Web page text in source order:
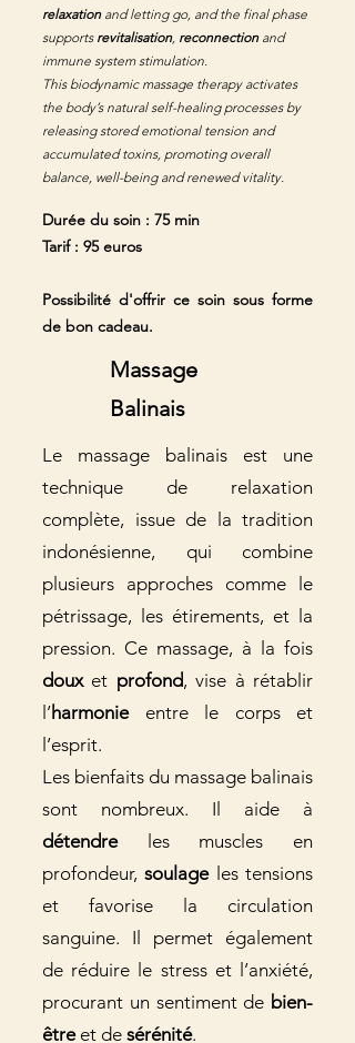
relaxation and letting go, and the final phase
supports revitalisation, reconnection and
immune system stimulation.
This biodynamic massage therapy activates
the body’s natural self-healing processes by
releasing stored emotional tension and
accumulated toxins, promoting overall
balance, well-being and renewed vitality.
Durée du soin : 75 min
Tarif : 95 euros
Possibilité d'offrir ce soin sous forme
de bon cadeau.
Massage
Balinais
Le massage balinais est une
technique de relaxation
complète, issue de la tradition
indonésienne, qui combine
plusieurs approches comme le
pétrissage, les étirements, et la
pression. Ce massage, à la fois
doux et profond, vise à rétablir
l’harmonie entre le corps et
l’esprit.
Les bienfaits du massage balinais
sont nombreux. Il aide à
détendre
les muscles en
profondeur,soulage les tensions
et favorise la circulation
sanguine. Il permet également
de réduire le stress et l’anxiété,
procurant un sentiment de bien-
êtreet de sérénité.